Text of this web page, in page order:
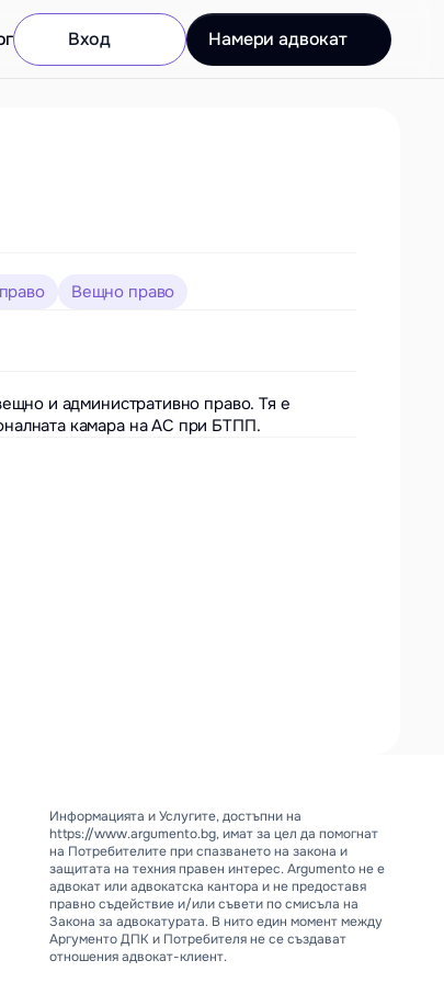
Вход Намери адвокат
Вещно право
и административно право. Тя е
камара на АС при БТПП.
Информацията и Услугите, достъпни на
https://www.argumento.bg, имат за цел да помогнат
на Потребителите при спазването на закона и
защитата на техния правен интерес. Argumento не е
адвокат или адвокатска кантора и не предоставя
правно съдействие и/или съвети по смисъла на
Закона за адвокатурата. В нито един момент между
Аргументо ДПК и Потребителя не се създават
отношения адвокат-клиент.